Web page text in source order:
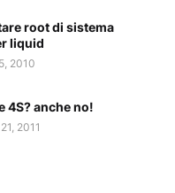
root di sistema
liquid
2010
4S? anche no!
2011